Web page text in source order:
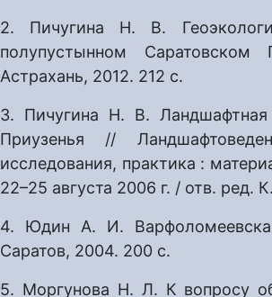
2. Пичугина Н. В.
полупустынном
Астрахань, 2012. 212 с.
3. Пичугина Н. В. Ландшафтная
Приузенья //
исследования, практика :
22–25 августа 2006 г. / отв.
4. Юдин А. И.
Саратов, 2004. 200 с.
5. Моргунова Н. Л. К вопросу